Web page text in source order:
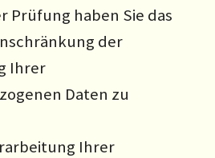
Prüfung haben Sie das
der
Ihrer
Daten zu
Ihrer